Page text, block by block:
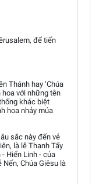
để tiến
Thánh hay ‘Chúa
hoa với những tên
khác biệt
hoa nhảy múa
sắc này đến vẻ
là lễ Thanh Tẩy
Hiển Linh - của
Chúa Giêsu là